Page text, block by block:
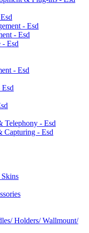
- Esd
- Esd
- Esd
- Esd
Telephony - Esd
Capturing - Esd
Skins
Holders/ Wallmount/